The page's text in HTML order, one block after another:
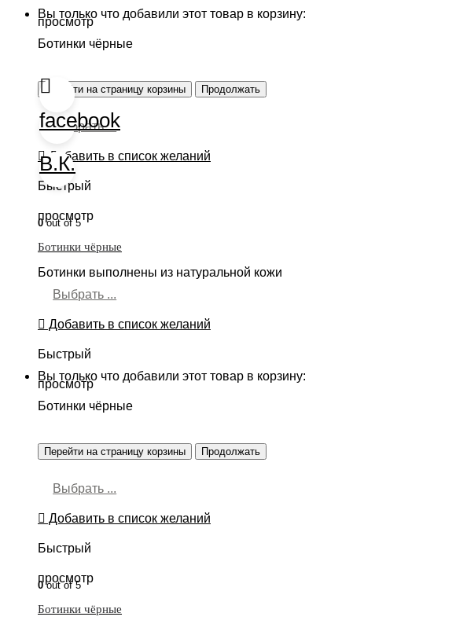
facebook
В.К.
просмотр
Вы только что добавили этот товар в корзину:
Ботинки чёрные
Перейти на страницу корзины Продолжать
Выбрать ...
Добавить в список желаний
Быстрый
просмотр
0out of 5
Ботинки чёрные
Ботинки выполнены из натуральной кожи
Выбрать ...
Добавить в список желаний
Быстрый
просмотр
Вы только что добавили этот товар в корзину:
Ботинки чёрные
Перейти на страницу корзины Продолжать
Выбрать ...
Добавить в список желаний
Быстрый
просмотр
0out of 5
Ботинки чёрные